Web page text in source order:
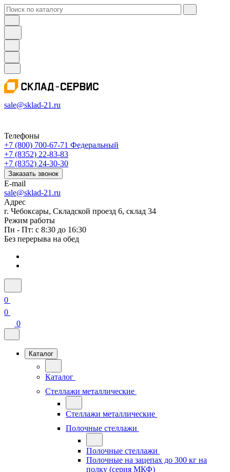
sale@sklad-21.ru
Телефоны
+7 (800) 700-67-71 Федеральный
+7 (8352) 22-83-83
+7 (8352) 24-30-30
Заказать звонок
E-mail
sale@sklad-21.ru
Адрес
г. Чебоксары, Складской проезд 6, склад 34
Режим работы
Пн - Пт: с 8:30 до 16:30
Без перерыва на обед
0
0
0
Каталог
Каталог
Стеллажи металлические
Стеллажи металлические
Полочные стеллажи
Полочные стеллажи
Полочные на зацепах до 300 кг на
полку (серия МКФ)